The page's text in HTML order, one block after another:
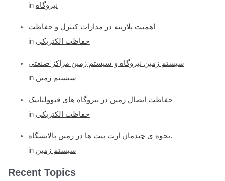
in نیروگاه
اهمیت پلاریته در مدارات کنترل و حفاظت
in حفاظت الکتریکی
سیستم زمین نیروگاه و سیستم زمین مراکز صنعتی
in سیستم زمین
حفاظت اتصال زمین در نیروگاه های فتوولتائیک
in حفاظت الکتریکی
نحوه ی چیدمان ارت پیت ها در زمین پالایشگاه.
in سیستم زمین
Recent Topics